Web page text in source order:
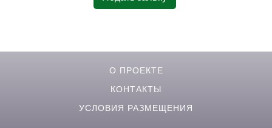
О ПРОЕКТЕ
КОНТАКТЫ
УСЛОВИЯ РАЗМЕЩЕНИЯ